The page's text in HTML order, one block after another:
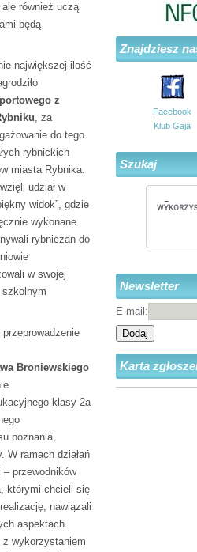
również uczą
będą
największej ilość
z
, za
do tego
rybnickich
miasta Rybnika.
udział w
widok”, gdzie
wykonane
rybniczan do
w swojej
szkolnym
Broniewskiego
klasy 2a
poznania,
W ramach działań
przewodników
którymi chcieli się
nawiązali
aspektach.
wykorzystaniem
Znajdziesz
Facebook
Klub Gaja
Szukaj
Newsletter
E-mail:
Dodaj
Karta